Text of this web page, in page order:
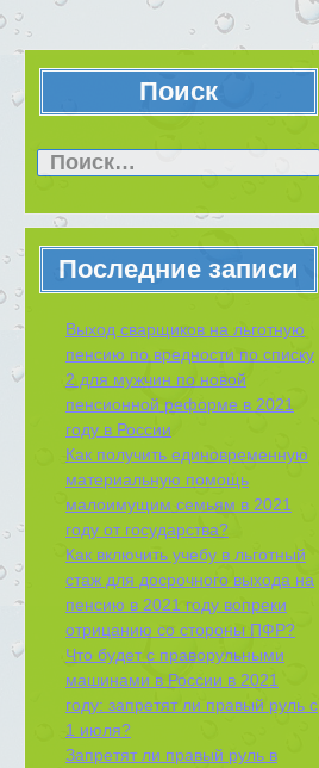
Поиск
Последние записи
Выход сварщиков на льготную
пенсию по вредности по списку
2 для мужчин по новой
пенсионной реформе в 2021
году в России
Как получить единовременную
материальную помощь
малоимущим семьям в 2021
году от государства?
Как включить учебу в льготный
стаж для досрочного выхода на
пенсию в 2021 году вопреки
отрицанию со стороны ПФР?
Что будет с праворульными
машинами в России в 2021
году: запретят ли правый руль с
1 июля?
Запретят ли правый руль в